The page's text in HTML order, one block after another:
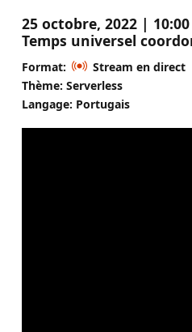
25 octobre, 2022 | 10:00
Temps universel
Format:
Stream en direct
Thème: Serverless
Langage: Portugais